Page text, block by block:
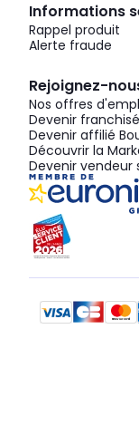
Informations
Rappel produit
Alerte fraude
Rejoignez-
Nos offres
Devenir
Devenir affilié
Découvrir la
Devenir vendeur